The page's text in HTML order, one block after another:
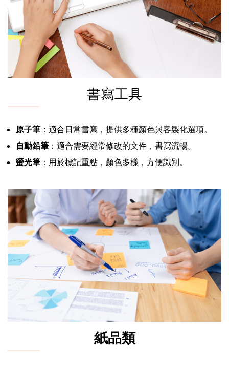
書寫工具
原子筆 ：適合日常書寫，提供多種顏色與客製化選項。
自動鉛筆 ：適合需要經常修改的文件，書寫流暢。
螢光筆 ：用於標記重點，顏色多樣，方便識別。
紙品類